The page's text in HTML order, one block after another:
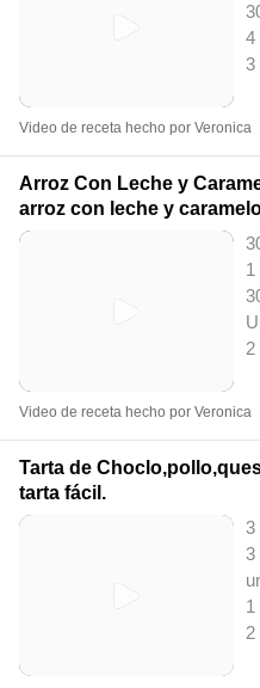
4
3
Video de receta hecho por Veronica
Arroz Con Leche y
arroz con leche y
1
2
Video de receta hecho por Veronica
Tarta de
tarta fácil.
3
3
1
2